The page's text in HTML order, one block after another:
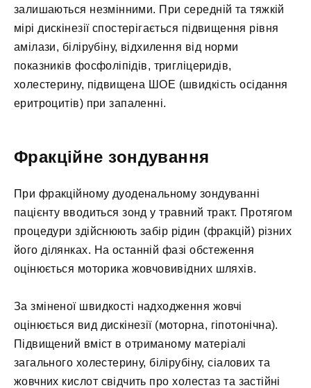
залишаються незмінними. При середній та тяжкій
мірі дискінезії спостерігається підвищення рівня
амілази, білірубіну, відхилення від норми
показників фосфоліпідів, тригліцеридів,
холестерину, підвищена ШОЕ (швидкість осідання
еритроцитів) при запаленні.
Фракційне зондування
При фракційному дуоденальному зондуванні
пацієнту вводиться зонд у травний тракт. Протягом
процедури здійснюють забір рідин (фракцій) різних
його ділянках. На останній фазі обстеження
оцінюється моторика жовчовивідних шляхів.
За зміненої швидкості надходження жовчі
оцінюється вид дискінезії (моторна, гіпотонічна).
Підвищений вміст в отриманому матеріалі
загального холестерину, білірубіну, сіалових та
жовчних кислот свідчить про холестаз та застійні